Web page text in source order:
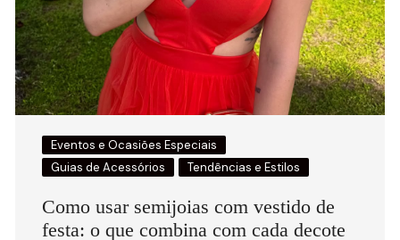
Eventos e Ocasiões Especiais
Guias de Acessórios
Tendências e Estilos
Como usar semijoias com vestido de
festa: o que combina com cada decote